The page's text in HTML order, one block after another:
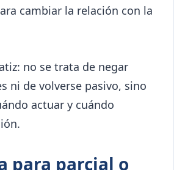
cambiar la relación con la
no se trata de negar
ni de volverse pasivo, sino
actuar y cuándo
para parcial o